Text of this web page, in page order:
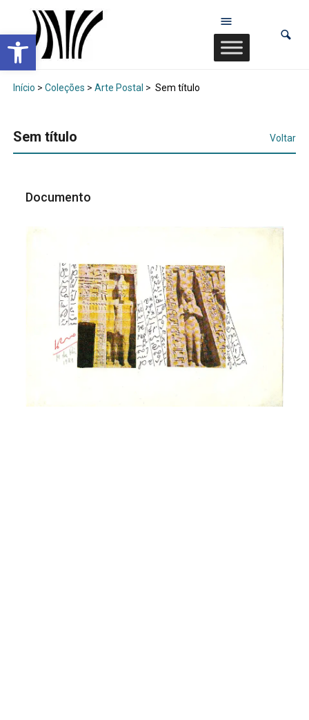
Abrir a barra de ferramentas
Início > Coleções > Arte Postal > Sem título
Sem título Voltar
Documento